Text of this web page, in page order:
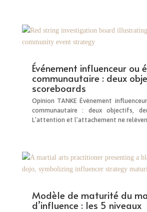
Événement influenceur ou
communautaire : deux
scoreboards
Opinion TANKE Événement
communautaire : deux objectifs,
L’attention et l’attachement ne relèvent
Modèle de maturité du
d’influence : les 5 niveaux